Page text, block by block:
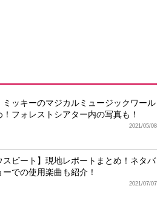
ミッキーのマジカルミュージックワール
！フォレストシアター内の写真も！
2021/05/08
スビート】現地レポートまとめ！ネタバ
での使用楽曲も紹介！
2021/07/07